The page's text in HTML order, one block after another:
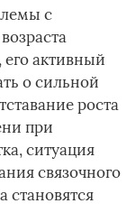
с
активный
о сильной
роста
при
ситуация
связочного
становятся